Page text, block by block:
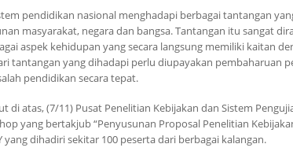
pendidikan nasional menghadapi berbagai tantangan
masyarakat, negara dan bangsa. Tantangan itu sangat
aspek kehidupan yang secara langsung memiliki kaitan
tantangan yang dihadapi perlu diupayakan pembaharuan
pendidikan secara tepat.
di atas, (7/11) Pusat Penelitian Kebijakan dan Sistem
yang bertakjub “Penyusunan Proposal Penelitian
yang dihadiri sekitar 100 peserta dari berbagai kalangan.